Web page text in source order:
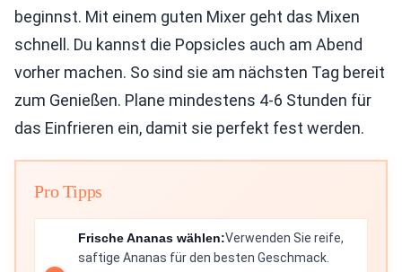
beginnst. Mit einem guten Mixer geht das Mixen
schnell. Du kannst die Popsicles auch am Abend
vorher machen. So sind sie am nächsten Tag bereit
zum Genießen. Plane mindestens 4-6 Stunden für
das Einfrieren ein, damit sie perfekt fest werden.
Pro Tipps
Frische Ananas wählen:Verwenden Sie reife,
saftige Ananas für den besten Geschmack.